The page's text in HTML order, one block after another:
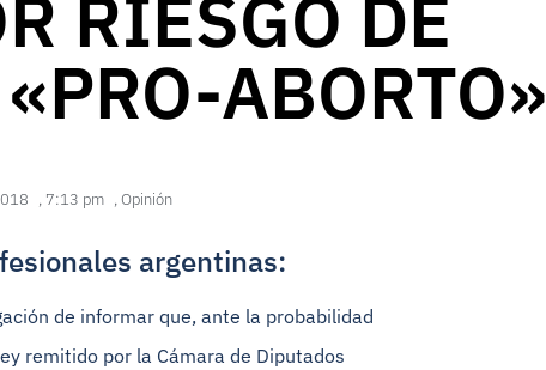
RIESGO DE
ABORTO»
, 7:13 pm , Opinión
argentinas:
de informar que, ante la probabilidad
remitido por la Cámara de Diputados